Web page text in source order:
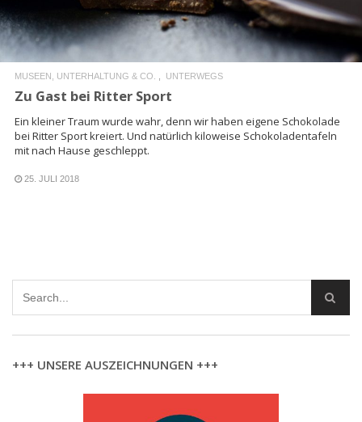
MUSEEN, UNTERHALTUNG & CO. UNTERWEGS
Zu Gast bei Ritter Sport
Ein kleiner Traum wurde wahr, denn wir haben eigene Schokolade
bei Ritter Sport kreiert. Und natürlich kiloweise Schokoladentafeln
mit nach Hause geschleppt.
25. JULI 2018
+++ UNSERE AUSZEICHNUNGEN +++